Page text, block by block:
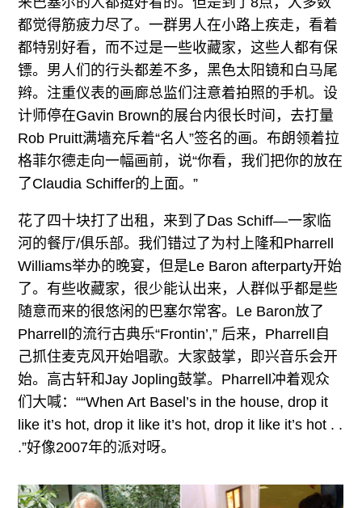
都觉得筋疲力尽了。一群男人在小路上疾走，看着
都特别好看，而不过是一些收藏家，这些人都有保
镖。男人们的行头都差不多，黑色太阳镜和白马尾
辫。注重仪表的画廊总监们注意着拍照的手机。设
计师停在Gavin Brown的展台内很长时间，去打量
Rob Pruitt满墙充斥着“名人”签名的画。布朗领着拉
格菲尔德走向一幅画前，说“你看，我们把你的放在
了Claudia Schiffer的上面。”
花了四十块打了出租，来到了Das Schiff—一家临
河的餐厅/俱乐部。我们错过了为村上隆和Pharrell
Williams举办的晚宴，但是Le Baron afterparty开始
了。有些收藏家，很少能认出来，人群似乎都是些
随意而来的很悠闲的巴塞尔常客。Le Baron放了
Pharrell的流行古典乐“Frontin’,” 后来，Pharrell自
己抓住麦克风开始唱歌。大家鼓掌，即兴音乐会开
始。高古轩和Jay Jopling鼓掌。Pharrell冲着观众
们大喊：““When Art Basel’s in the house, drop it
like it’s hot, drop it like it’s hot, drop it like it’s hot . .
.”好像2007年的派对呀。